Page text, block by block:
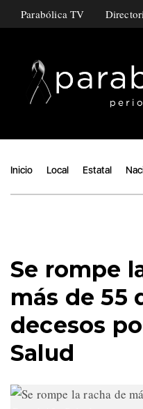
Parabólica TV
Inicio Local Estatal
Se rompe
más de 55
decesos
Salud